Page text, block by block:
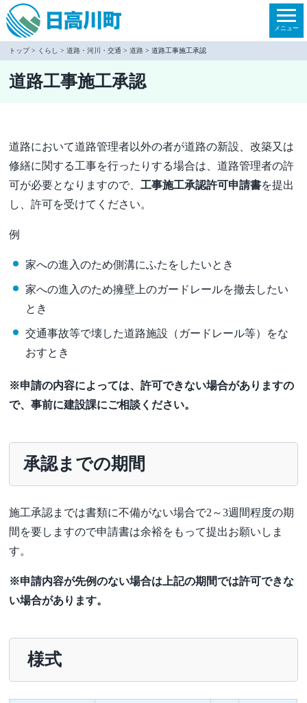
本
文
動
メニュー
トップ> くらし >道路・河川・交通 >道路 > 道路工事施工承認
道路工事施工承認
道路において道路管理者以外の者が道路の新設、改築又は
修繕に関する工事を行ったりする場合は、道路管理者の許
可が必要となりますので、工事施工承認許可申請書を提出
し、許可を受けてください。
例
家への進入のため側溝にふたをしたいとき
家への進入のため擁壁上のガードレールを撤去したい
とき
交通事故等で壊した道路施設（ガードレール等）をな
おすとき
※申請の内容によっては、許可できない場合がありますの
で、事前に建設課にご相談ください。
承認までの期間
施工承認までは書類に不備がない場合で2～3週間程度の期
間を要しますので申請書は余裕をもって提出お願いしま
す。
※申請内容が先例のない場合は上記の期間では許可できな
い場合があります。
様式